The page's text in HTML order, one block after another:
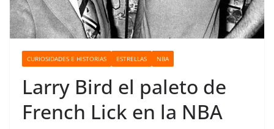
CURIOSIDADES E HISTORIAS ESTRELLAS NBA
Larry Bird el paleto de
French Lick en la NBA